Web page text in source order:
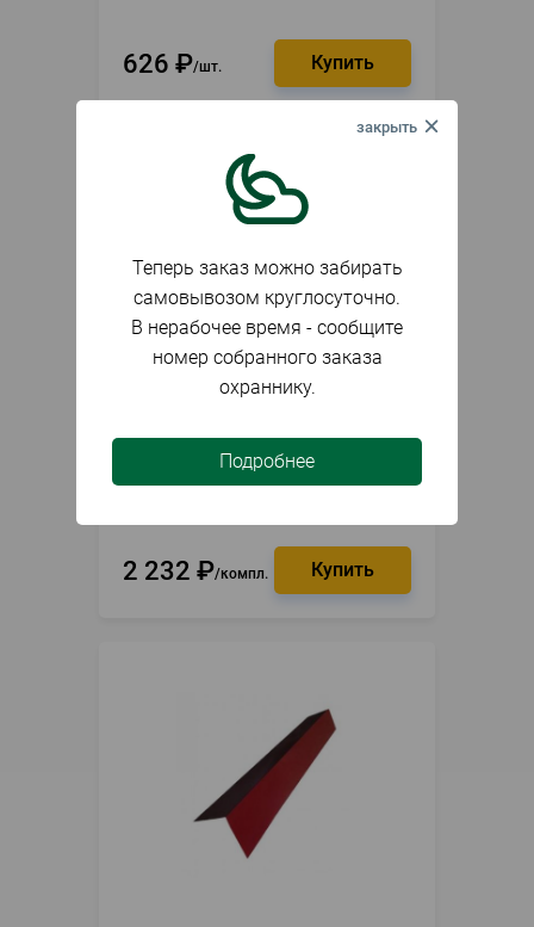
626 ₽ шт.
Снегозадержатель 3м цвет
2 232 ₽ компл.
Теперь заказ можно забирать
самовывозом круглосуточно.
В нерабочее время - сообщите
номер собранного заказа
охраннику.
Подробнее